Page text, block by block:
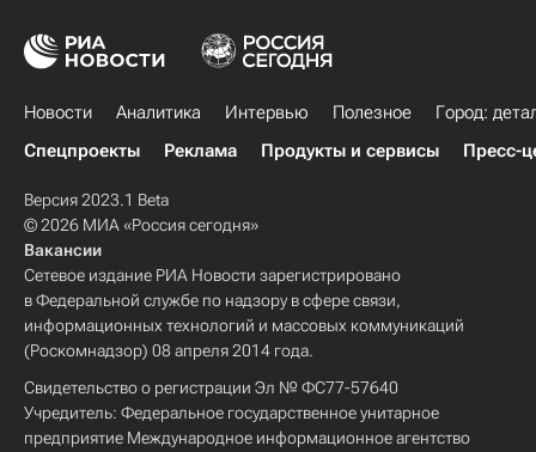
Новости Аналитика Интервью Полезное
Город:
Спецпроекты
Реклама Продукты и сервисы Пресс-
Версия 2023.1 Beta
© 2026 МИА «Россия сегодня»
Вакансии
Сетевое издание РИА Новости зарегистрировано
в Федеральной службе по надзору в сфере связи,
информационных технологий и массовых коммуникаций
(Роскомнадзор) 08 апреля 2014 года.
Свидетельство о регистрации Эл № ФС77-57640
Учредитель: Федеральное государственное унитарное
предприятие Международное информационное агентство